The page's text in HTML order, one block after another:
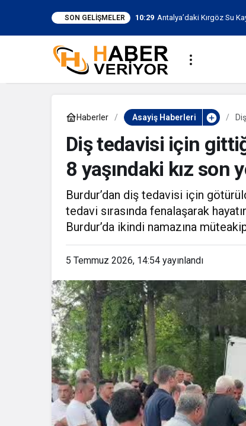
SON GELIŞMELER 10:29 Antalya’daki Kırgöz Su
Haberler Asayiş Haberleri
Diş tedavisi için
8 yaşındaki kız son
Burdur’dan diş tedavisi için
tedavi sırasında fenalaşarak
Burdur’da ikindi namazına
5 Temmuz 2026, 14:54 yayınlandı